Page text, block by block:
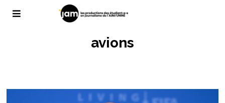
avions